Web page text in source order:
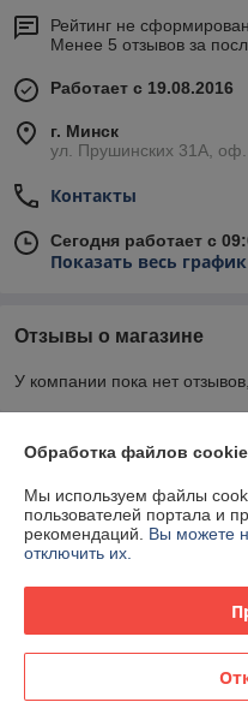
Рейтинг не сформирован
Менее 5 отзывов за
Работает с 19.08.2016
г. Минск
ул. Прушинских 31А,
Контакты
Сегодня работает с
Показать весь
Отзывы о магазине
У компании пока нет
О нас
Контакты
Доставка и оплата
Обработка файлов cookie
Мы используем файлы
пользователей портала и
рекомендаций. Вы можете
отключить их.